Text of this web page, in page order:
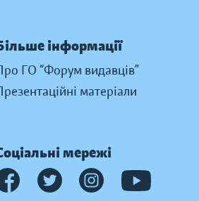
інформації
ГО “Форум видавців”
матеріали
мережі